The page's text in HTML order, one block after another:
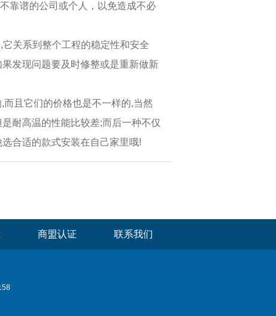
靠谱的公司或个人，以免造成不必
关系到整个工程的稳定性和安全
发现问题要及时修整或是重新做新
且它们的价格也是不一样的,当然
耐高温的性能比较差;而后一种不仅
合适的款式安装在自己家里哦!
商盟认证 联系我们